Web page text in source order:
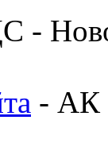
-
- АК